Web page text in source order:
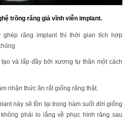
trồng răng giả vĩnh viễn implant.
ghép răng implant thì thời gian tích hợp
và lấp đầy bởi xương tự thân một cách
nhận thức ăn rất giống răng thật.
này sẽ tồn tại trong hàm suốt đời giống
phải lo lắng về phục hình răng sau